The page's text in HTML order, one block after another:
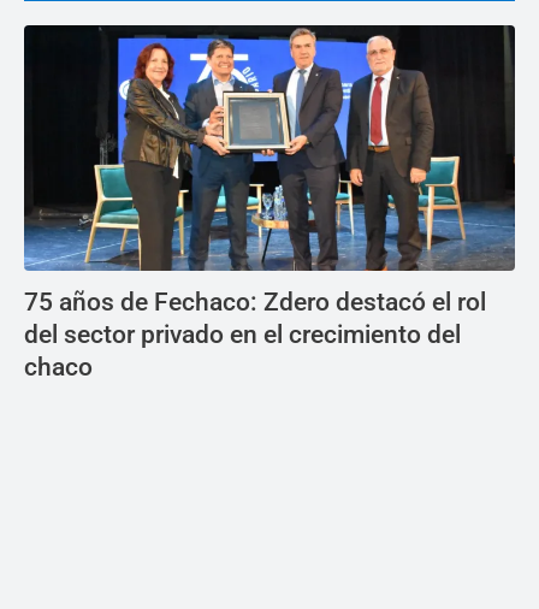
75 años de Fechaco: Zdero destacó el rol
del sector privado en el crecimiento del
chaco